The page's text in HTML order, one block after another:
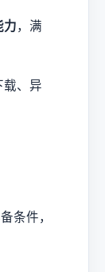
力，满
载、异
条件，